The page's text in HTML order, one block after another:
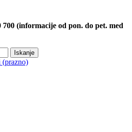
700 (informacije od pon. do pet. med
Iskanje
(prazno)